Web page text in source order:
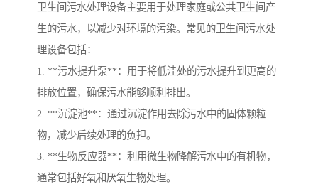
卫生间污水处理设备主要用于处理家庭或公共卫生间产
生的污水，以减少对环境的污染。常见的卫生间污水处
理设备包括：
1. **污水提升泵**：用于将低洼处的污水提升到更高的
排放位置，确保污水能够顺利排出。
2. **沉淀池**：通过沉淀作用去除污水中的固体颗粒
物，减少后续处理的负担。
3. **生物反应器**：利用微生物降解污水中的有机物，
通常包括好氧和厌氧生物处理。